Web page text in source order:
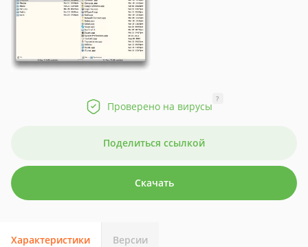
Проверено на вирусы
?
Поделиться ссылкой
Скачать
Характеристики Версии